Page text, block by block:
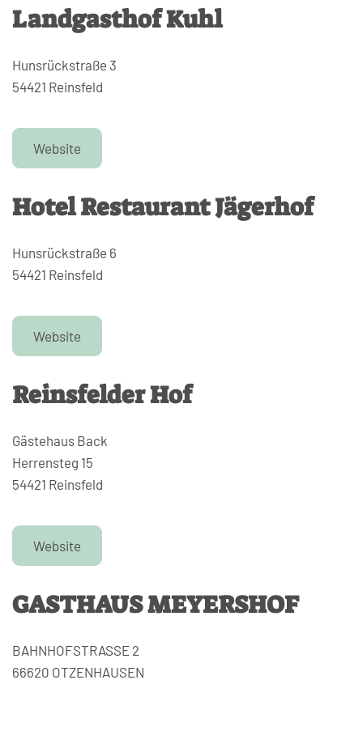
Landgasthof Kuhl
Hunsrückstraße 3
54421 Reinsfeld
Website
Hotel Restaurant Jägerhof
Hunsrückstraße 6
54421 Reinsfeld
Website
Reinsfelder Hof
Gästehaus Back
Herrensteg 15
54421 Reinsfeld
Website
GASTHAUS MEYERSHOF
BAHNHOFSTRASSE 2
66620 OTZENHAUSEN